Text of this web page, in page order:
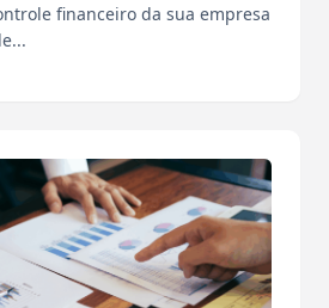
financeiro da sua empresa